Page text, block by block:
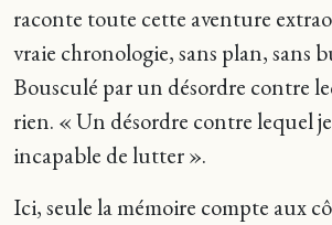
raconte toute cette aventure
vraie chronologie, sans plan, sans
Bousculé par un désordre contre
rien. « Un désordre contre lequel
incapable de lutter ».
Ici, seule la mémoire compte aux